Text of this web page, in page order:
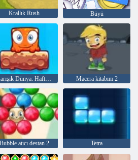
Krallık Rush Büyü
Karışık Dünya: Hafta Sonu Macera kitabım 2
Bubble atıcı destan 2 Tetra